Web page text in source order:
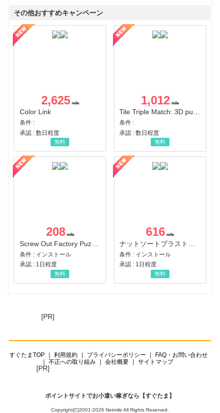
その他おすすめキャンペーン
2,625
Color Link
条件 :
承認 : 数日程度
無料
1,012
Tile Triple Match: 3D puzzle
条件 :
承認 : 数日程度
無料
208
Screw Out Factory Puzzle 3D（経験値バーのマイルストーンを5にする（ユーザーレベル5に到達する））（Android）
条件 : インストール
承認 : 1日程度
無料
616
条件 : インストール
承認 : 1日程度
無料
[PR]
すぐたまTOP 利用規約 プライバシーポリシー
FAQ・お問い合わせ
不正への取り組み
会社概要 サイトマップ
[PR]
ポイントサイトでお小遣い稼ぎなら【すぐたま】
Copyright(C)2001-2026 Netmile All Rights Reserved.